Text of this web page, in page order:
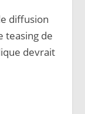
diffusion
teasing de
devrait